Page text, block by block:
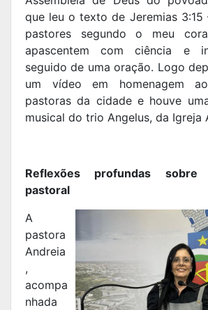
que leu o texto de Jeremias
pastores segundo o meu
apascentem com ciência e
seguido de uma oração. Logo
um vídeo em homenagem
pastoras da cidade e houve
musical do trio Angelus, da Igreja
Reflexões profundas
pastoral
A
pastora
Andreia
,
acompa
nhada